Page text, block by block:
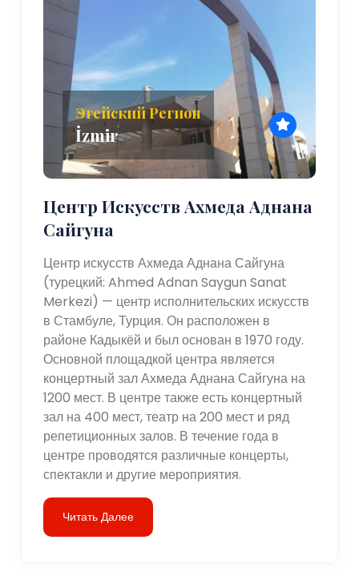
Эгейский Регион
İzmir
Центр Искусств Ахмеда Аднана
Сайгуна
Центр искусств Ахмеда Аднана Сайгуна
(турецкий: Ahmed Adnan Saygun Sanat
Merkezi) — центр исполнительских искусств
в Стамбуле, Турция. Он расположен в
районе Кадыкёй и был основан в 1970 году.
Основной площадкой центра является
концертный зал Ахмеда Аднана Сайгуна на
1200 мест. В центре также есть концертный
зал на 400 мест, театр на 200 мест и ряд
репетиционных залов. В течение года в
центре проводятся различные концерты,
спектакли и другие мероприятия.
Читать Далее